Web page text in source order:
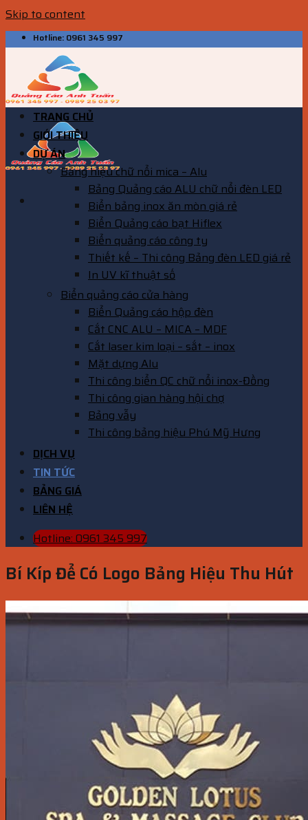
Skip to content
Hotline: 0961 345 997
TRANG CHỦ
GIỚI THIỆU
DỰ ÁN
Bảng hiệu chữ nổi mica – Alu
Bảng Quảng cáo ALU chữ nổi đèn LED
Biển bảng inox ăn mòn giá rẻ
Biển Quảng cáo bạt Hiflex
Biển quảng cáo công ty
Thiết kế – Thi công Bảng đèn LED giá rẻ
In UV kĩ thuật số
Biển quảng cáo cửa hàng
Biển Quảng cáo hộp đèn
Cắt CNC ALU – MICA – MDF
Cắt laser kim loại – sắt – inox
Mặt dựng Alu
Thi công biển QC chữ nổi inox-Đồng
Thi công gian hàng hội chợ
Bảng vẫy
Thi công bảng hiệu Phú Mỹ Hưng
DỊCH VỤ
TIN TỨC
BẢNG GIÁ
LIÊN HỆ
Hotline: 0961 345 997
Bí Kíp Để Có Logo Bảng Hiệu Thu Hút